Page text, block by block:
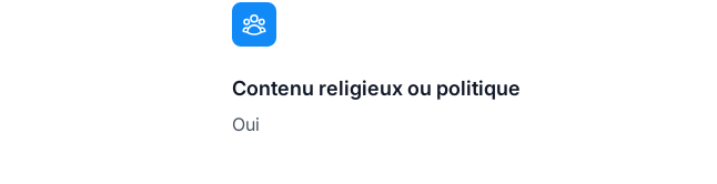
Contenu religieux ou politique
Oui